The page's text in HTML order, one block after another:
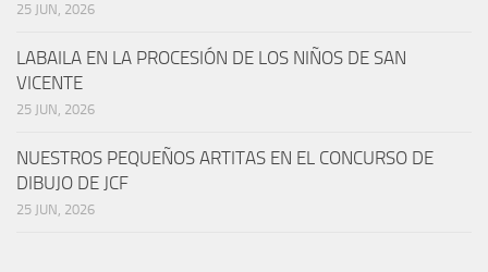
25 JUN, 2026
LABAILA EN LA PROCESIÓN DE LOS NIÑOS DE SAN
VICENTE
25 JUN, 2026
NUESTROS PEQUEÑOS ARTITAS EN EL CONCURSO DE
DIBUJO DE JCF
25 JUN, 2026